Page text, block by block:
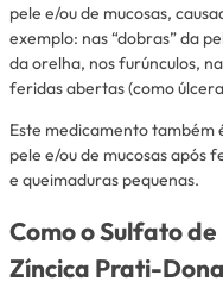
pele e/ou de mucosas,
exemplo: nas “dobras” da
da orelha, nos furúnculos,
feridas abertas (como
Este medicamento também
pele e/ou de mucosas após
e queimaduras pequenas.
Como o Sulfato
Zíncica Prati-